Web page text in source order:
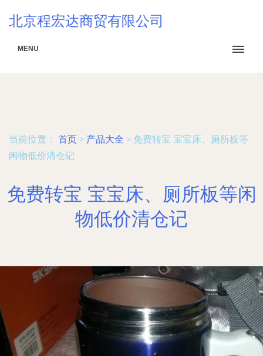
北京程宏达商贸有限公司
MENU
当前位置： 首页 > 产品大全 > 免费转宝 宝宝床、厕所板等
闲物低价清仓记
免费转宝 宝宝床、厕所板等闲
物低价清仓记